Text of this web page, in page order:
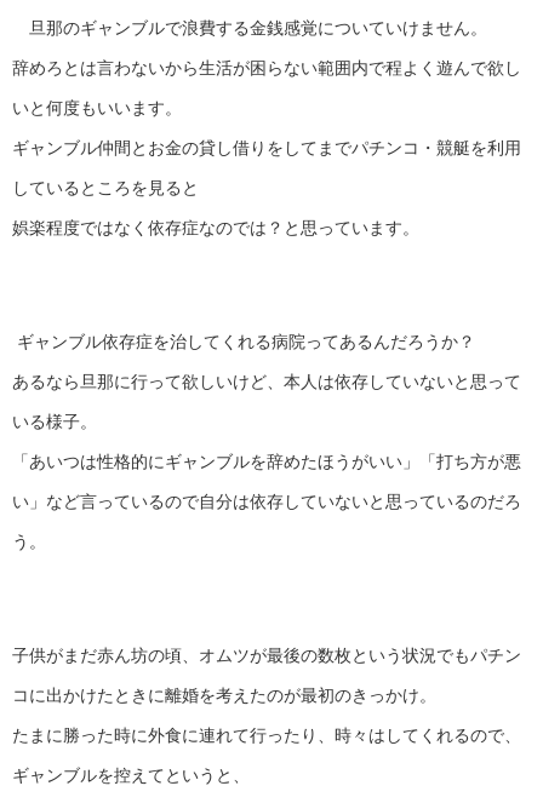
旦那のギャンブルで浪費する金銭感覚についていけません。
辞めろとは言わないから生活が困らない範囲内で程よく遊んで欲し
いと何度もいいます。
ギャンブル仲間とお金の貸し借りをしてまでパチンコ・競艇を利用
しているところを見ると
娯楽程度ではなく依存症なのでは？と思っています。
ギャンブル依存症を治してくれる病院ってあるんだろうか？
あるなら旦那に行って欲しいけど、本人は依存していないと思って
いる様子。
「あいつは性格的にギャンブルを辞めたほうがいい」「打ち方が悪
い」など言っているので自分は依存していないと思っているのだろ
う。
子供がまだ赤ん坊の頃、オムツが最後の数枚という状況でもパチン
コに出かけたときに離婚を考えたのが最初のきっかけ。
たまに勝った時に外食に連れて行ったり、時々はしてくれるので、
ギャンブルを控えてというと、